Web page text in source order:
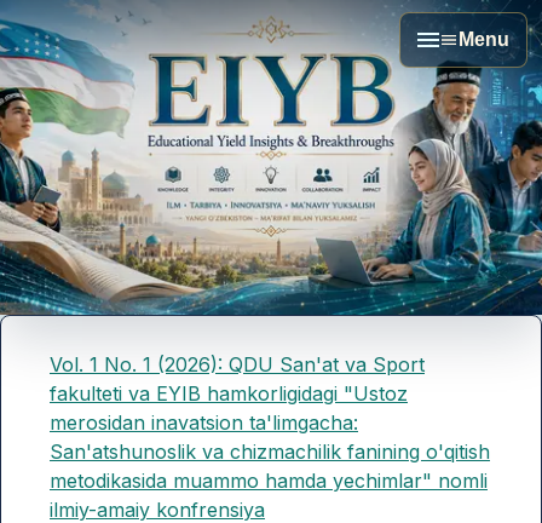
Menu
Vol. 1 No. 1 (2026): QDU San'at va Sport
fakulteti va EYIB hamkorligidagi "Ustoz
merosidan inavatsion ta'limgacha:
San'atshunoslik va chizmachilik fanining o'qitish
metodikasida muammo hamda yechimlar" nomli
ilmiy-amaiy konfrensiya